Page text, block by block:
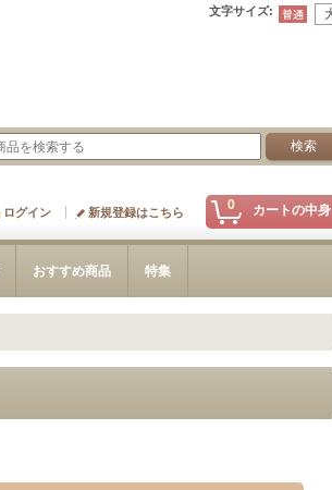
文字サイズ:
0 カートの中身
ログイン 新規登録はこちら
おすすめ商品 特集